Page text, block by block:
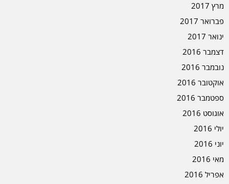
מרץ 2017
פברואר 2017
ינואר 2017
דצמבר 2016
נובמבר 2016
אוקטובר 2016
ספטמבר 2016
אוגוסט 2016
יולי 2016
יוני 2016
מאי 2016
אפריל 2016